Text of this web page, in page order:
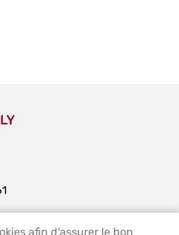
afin d'assurer le bon